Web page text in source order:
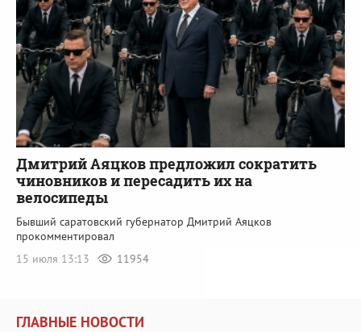
Дмитрий Аяцков предложил сократить
чиновников и пересадить их на
велосипеды
Бывший саратовский губернатор Дмитрий Аяцков
прокомментировал
15 июля 13:13
11954
ГЛАВНЫЕ НОВОСТИ